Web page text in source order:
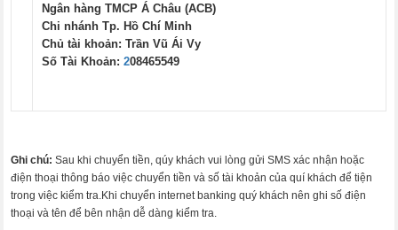
Ngân hàng TMCP Á Châu (ACB)
Chi nhánh Tp. Hồ Chí Minh
Chủ tài khoản: Trần Vũ Ái Vy
Số Tài Khoản: 208465549
Ghi chú: Sau khi chuyển tiền, qúy khách vui lòng gửi SMS xác nhận hoặc
điện thoại thông báo việc chuyển tiền và số tài khoản của quí khách để tiện
trong việc kiểm tra.Khi chuyển internet banking quý khách nên ghi số điện
thoại và tên để bên nhận dễ dàng kiểm tra.